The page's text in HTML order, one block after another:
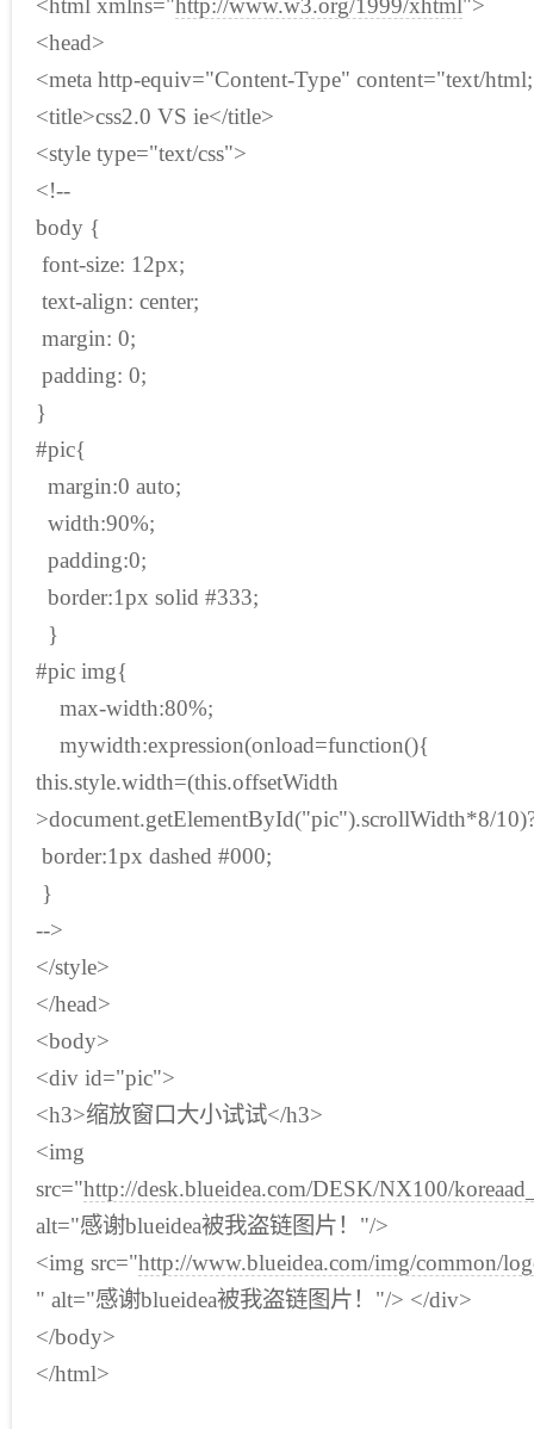
<html xmlns="http://www.w3.org/1999/xhtml ">
<head>
<meta http-equiv="Content-Type" content="text/
<title>css2.0 VS ie</title>
<style type="text/css">
<!--
body {
font-size: 12px;
text-align: center;
margin: 0;
padding: 0;
}
#pic{
margin:0 auto;
width:90%;
padding:0;
border:1px solid #333;
}
#pic img{
max-width:80%;
mywidth:expression(onload=function(){
this.style.width=(this.offsetWidth
>document.getElementById("pic").scrollWidth*8/
border:1px dashed #000;
}
-->
</style>
</head>
<body>
<div id="pic">
<h3>缩放窗口大小试试</h3>
<img
src="http://desk.blueidea.com/DESK/NX100/
alt="感谢blueidea被我盗链图片！"/>
<img src="http://www.blueidea.com/img/common/
" alt="感谢blueidea被我盗链图片！"/> </div>
</body>
</html>